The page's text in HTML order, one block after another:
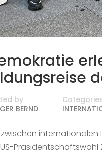
by
BERND